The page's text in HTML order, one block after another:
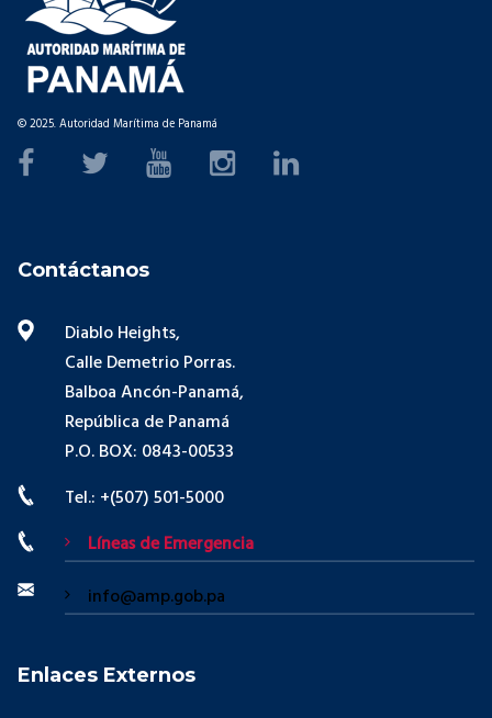
© 2025. Autoridad Marítima de Panamá
Contáctanos
Diablo Heights,
Calle Demetrio Porras.
Balboa Ancón-Panamá,
República de Panamá
P.O. BOX: 0843-00533
Tel.: +(507) 501-5000
Líneas de Emergencia
info@amp.gob.pa
Enlaces Externos